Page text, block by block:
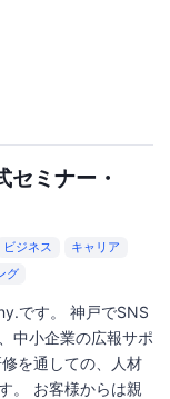
セミナー・
ビジネス
キャリア
グ
です。 神戸でSNS
中小企業の広報サポ
を通しての、人材
。 お客様からは親